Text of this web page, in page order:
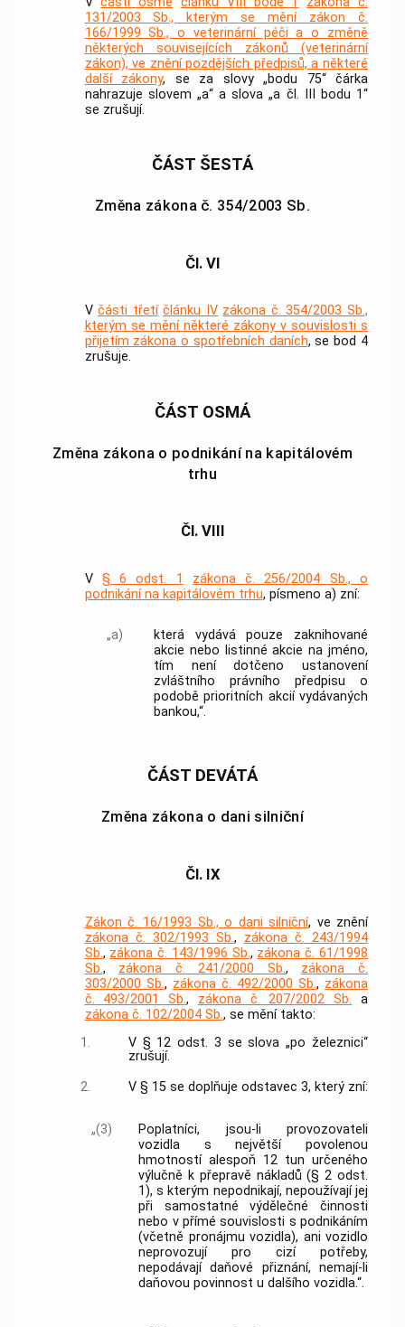
131/2003 Sb., kterým se mění zákon č.
166/1999 Sb., o veterinární péči a o změně
některých souvisejících zákonů (veterinární
zákon), ve znění pozdějších předpisů, a některé
další zákony, se za slovy „bodu 75“ čárka
nahrazuje slovem „a“ a slova „a čl. III bodu 1“
se zrušují.
ČÁST ŠESTÁ
Změna zákona č. 354/2003 Sb.
Čl. VI
Včásti třetí článku IV zákona č. 354/2003 Sb.,
kterým se mění některé zákony v souvislosti s
přijetím zákona o spotřebních daních, se bod 4
zrušuje.
ČÁST OSMÁ
Změna zákona o podnikání na kapitálovém
trhu
Čl. VIII
V § 6 odst. 1
zákona č. 256/2004 Sb., o
podnikání na kapitálovém trhu, písmeno a) zní:
„a)
která vydává pouze zaknihované
akcie nebo listinné akcie na jméno,
tím není dotčeno ustanovení
zvláštního právního předpisu o
podobě prioritních akcií vydávaných
bankou,“.
ČÁST DEVÁTÁ
Změna zákona o dani silniční
Čl. IX
Zákon č. 16/1993 Sb., o dani silniční, ve znění
zákona č. 302/1993 Sb., zákona č. 243/1994
Sb., zákona č. 143/1996 Sb., zákona č. 61/1998
Sb., zákona č. 241/2000 Sb., zákona č.
303/2000 Sb., zákona č. 492/2000 Sb., zákona
č. 493/2001 Sb., zákona č. 207/2002 Sb. a
zákona č. 102/2004 Sb., se mění takto:
1.
V § 12 odst. 3 se slova „po železnici“
zrušují.
2.
V § 15 se doplňuje odstavec 3, který zní:
„(3)
Poplatníci, jsou-li provozovateli
vozidla s největší povolenou
hmotností alespoň 12 tun určeného
výlučně k přepravě nákladů (§ 2 odst.
1), s kterým nepodnikají, nepoužívají jej
při samostatné výdělečné činnosti
nebo v přímé souvislosti s podnikáním
(včetně pronájmu vozidla), ani vozidlo
neprovozují pro cizí potřeby,
nepodávají daňové přiznání, nemají-li
daňovou povinnost u dalšího vozidla.“.